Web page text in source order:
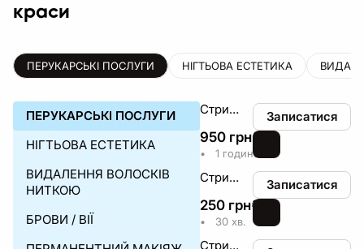
краси
ПЕРУКАРСЬКІ ПОСЛУГИ НІГТЬОВА ЕСТЕТИКА
ПЕРУКАРСЬКІ ПОСЛУГИ
НІГТЬОВА ЕСТЕТИКА
ВИДАЛЕННЯ ВОЛОСКІВ
НИТКОЮ
БРОВИ / ВІЇ
Стрижка жіноча
950 грн₴
• 1 година
Записатися
Стрижка чуба
250 грн₴
• 30 хв.
Записатися
Стрижка чоловіча